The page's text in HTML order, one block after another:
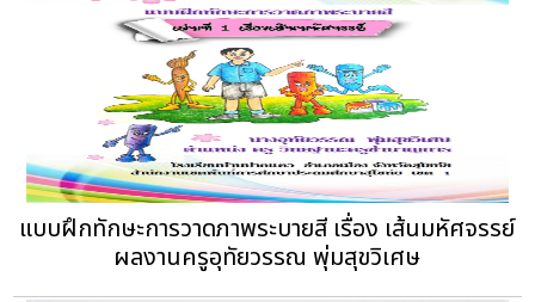
แบบฝึกทักษะการวาดภาพระบายสี เรื่อง เส้นมหัศจรรย์
ผลงานครูอุทัยวรรณ พุ่มสุขวิเศษ